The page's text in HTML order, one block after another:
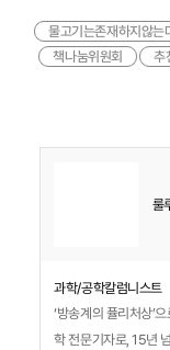
물고기는존재하지않는
책나눔위원회
추
룰
과학/공학칼럼니스트
‘방송계의 퓰리처상’
학 전문기자로, 15년